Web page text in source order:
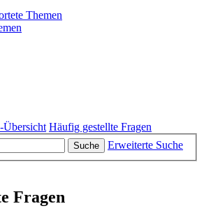
Themen
Übersicht Häufig gestellte Fragen
Suche
Erweiterte Suche
Fragen